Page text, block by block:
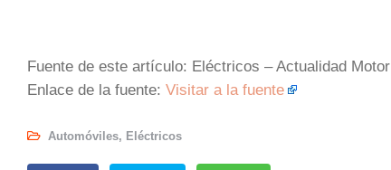
Fuente de este artículo: Eléctricos – Actualidad Motor
Enlace de la fuente: Visitar a la fuente
Automóviles, Eléctricos